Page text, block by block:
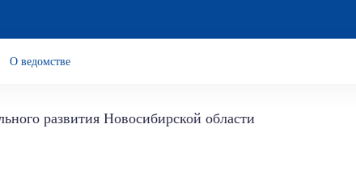
О ведомстве
развития Новосибирской области